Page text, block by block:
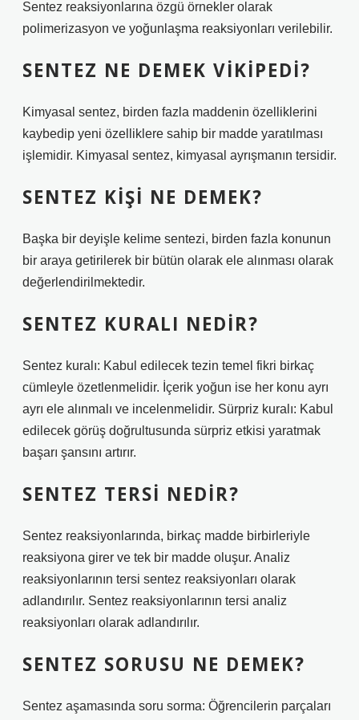
Sentez reaksiyonlarına özgü örnekler olarak
polimerizasyon ve yoğunlaşma reaksiyonları verilebilir.
SENTEZ NE DEMEK VIKIPEDI?
Kimyasal sentez, birden fazla maddenin özelliklerini
kaybedip yeni özelliklere sahip bir madde yaratılması
işlemidir. Kimyasal sentez, kimyasal ayrışmanın tersidir.
SENTEZ KIŞI NE DEMEK?
Başka bir deyişle kelime sentezi, birden fazla konunun
bir araya getirilerek bir bütün olarak ele alınması olarak
değerlendirilmektedir.
SENTEZ KURALI NEDIR?
Sentez kuralı: Kabul edilecek tezin temel fikri birkaç
cümleyle özetlenmelidir. İçerik yoğun ise her konu ayrı
ayrı ele alınmalı ve incelenmelidir. Sürpriz kuralı: Kabul
edilecek görüş doğrultusunda sürpriz etkisi yaratmak
başarı şansını artırır.
SENTEZ TERSI NEDIR?
Sentez reaksiyonlarında, birkaç madde birbirleriyle
reaksiyona girer ve tek bir madde oluşur. Analiz
reaksiyonlarının tersi sentez reaksiyonları olarak
adlandırılır. Sentez reaksiyonlarının tersi analiz
reaksiyonları olarak adlandırılır.
SENTEZ SORUSU NE DEMEK?
Sentez aşamasında soru sorma: Öğrencilerin parçaları